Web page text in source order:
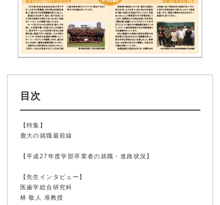
目次
【特集】
鹿大の就職最前線
【平成27年度学部卒業者の就職・進路状況】
【先生インタビュー】
医歯学総合研究科
林 敬人 准教授